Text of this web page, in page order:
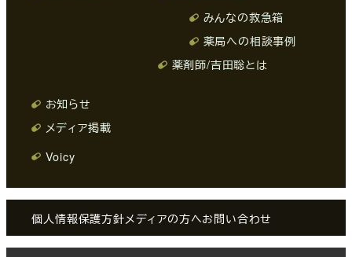
みんなの救急箱
薬局への相談事例
薬剤師/吉田聡とは
お知らせ
メディア掲載
Voicy
個人情報保護方針メディアの方へお問い合わせ